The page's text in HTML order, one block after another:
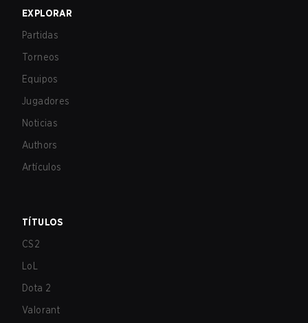
EXPLORAR
Partidas
Torneos
Equipos
Jugadores
Noticias
Authors
Artículos
TÍTULOS
CS2
LoL
Dota 2
Valorant